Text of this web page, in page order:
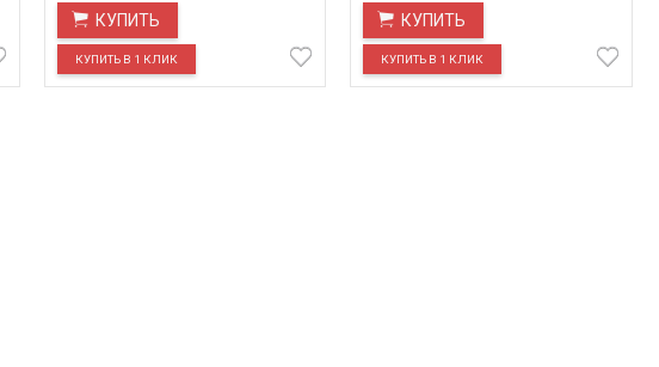
КУПИТЬ КУПИТЬ